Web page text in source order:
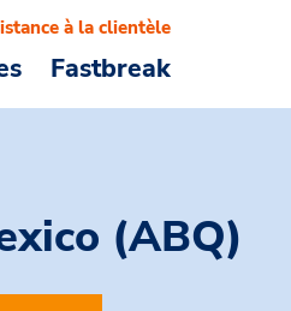
Fastbreak
à la clientèle
(ABQ)